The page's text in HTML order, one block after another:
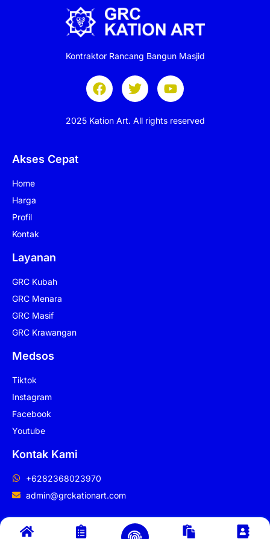
Kontraktor Rancang Bangun Masjid
2025 Kation Art. All rights reserved
Akses Cepat
Home
Harga
Profil
Kontak
Layanan
GRC Kubah
GRC Menara
GRC Masif
GRC Krawangan
Medsos
Tiktok
Instagram
Facebook
Youtube
Kontak Kami
+6282368023970
admin@grckationart.com